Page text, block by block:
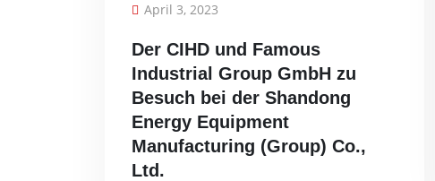
April 3, 2023
Der CIHD und Famous
Industrial Group GmbH zu
Besuch bei der Shandong
Energy Equipment
Manufacturing (Group) Co.,
Ltd.